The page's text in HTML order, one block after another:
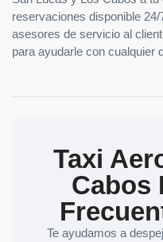
reservaciones disponible
asesores de servicio al
para ayudarle con cualquier
Taxi
Cabos
Te ayudamos a